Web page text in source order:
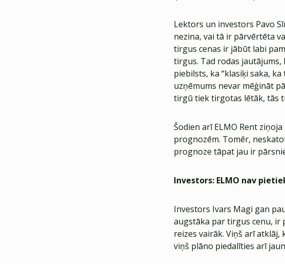
Lektors un investors Pavo
nezina, vai tā ir pārvērtēta
tirgus cenas ir jābūt labi
tirgus. Tad rodas jautājums,
piebilsts, ka “klasiķi saka,
uzņēmums nevar mēģināt
tirgū tiek tirgotas lētāk, tās
Šodien arī ELMO Rent
prognozēm. Tomēr,
prognoze tāpat jau ir
Investors: ELMO nav
Investors Ivars Magi gan
augstāka par tirgus cenu, ir
reizes vairāk. Viņš arī atklāj,
viņš plāno piedalīties arī